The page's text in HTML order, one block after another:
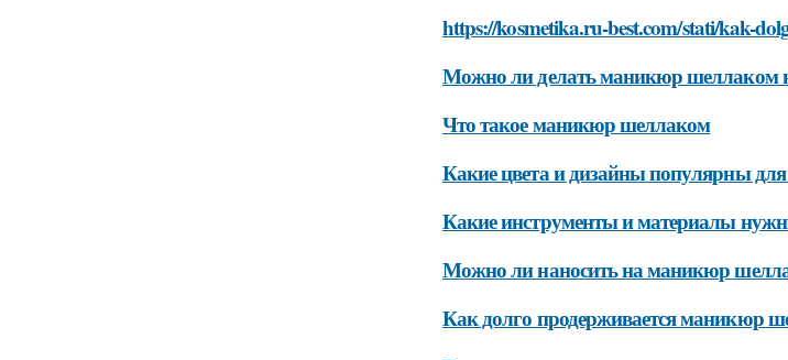
https://kosmetika.ru-best.com/stati/kak-
Можно ли делать маникюр шеллаком
Что такое маникюр шеллаком
Какие цвета и дизайны популярны
Какие инструменты и материалы
Можно ли наносить на маникюр
Как долго продерживается маникюр